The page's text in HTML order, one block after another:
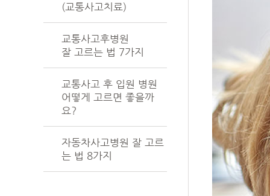
(교통사고치료)
교통사고후병원
잘 고르는 법 7가지
교통사고 후 입원 병원
어떻게 고르면 좋을까
요?
자동차사고병원 잘 고르
는 법 8가지